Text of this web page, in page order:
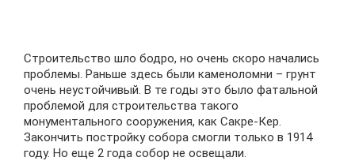
Строительство шло бодро, но очень скоро начались
проблемы. Раньше здесь были каменоломни – грунт
очень неустойчивый. В те годы это было фатальной
проблемой для строительства такого
монументального сооружения, как Сакре-Кер.
Закончить постройку собора смогли только в 1914
году. Но еще 2 года собор не освещали.